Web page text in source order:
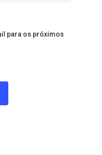
para os próximos